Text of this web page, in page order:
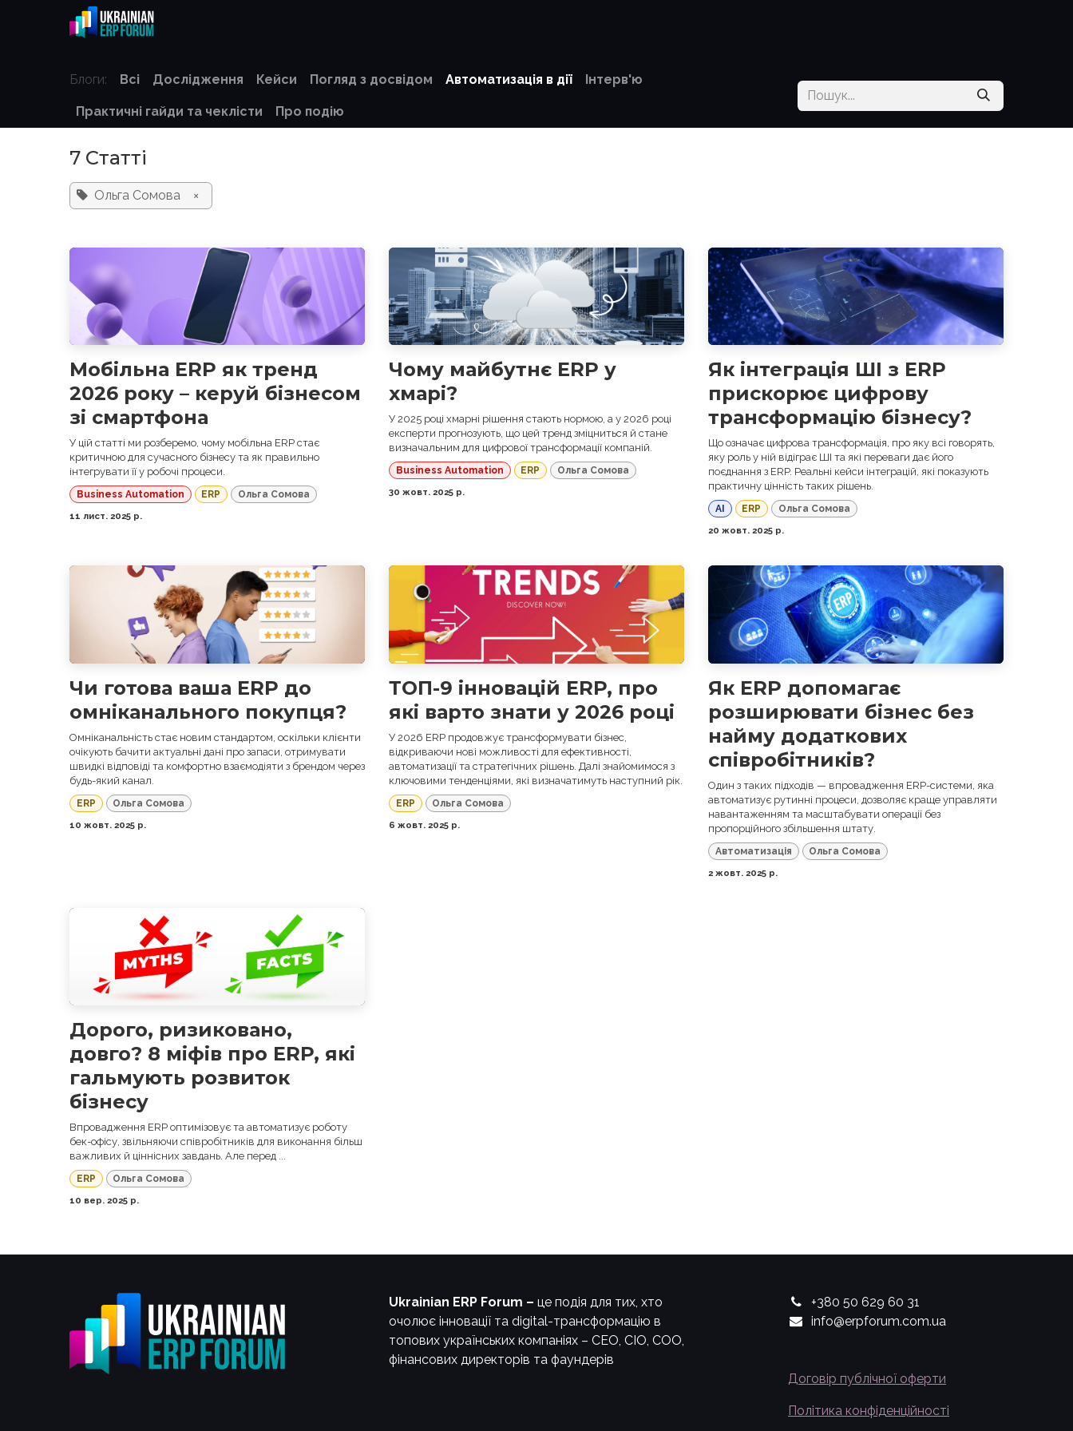
Skip to Content
Блоги: Всі Дослідження Кейси Погляд з досвідом Автоматизація в дії Інтерв'ю
Практичні гайди та чеклісти Про подію
7 Статті
Ольга Сомова ×
Мобільна ERP як тренд
2026 року – керуй бізнесом
зі смартфона
У цій статті ми розберемо, чому мобільна ERP стає
критичною для сучасного бізнесу та як правильно
інтегрувати її у робочі процеси.
Business Automation ERP
Ольга Сомова
11 лист. 2025 р.
Чому майбутнє ERP у
хмарі?
У 2025 році хмарні рішення стають нормою, а у 2026 році
експерти прогнозують, що цей тренд зміцниться й стане
визначальним для цифрової трансформації компаній.
Business Automation ERP
Ольга Сомова
30 жовт. 2025 р.
Як інтеграція ШІ з ERP
прискорює цифрову
трансформацію бізнесу?
Що означає цифрова трансформація, про яку всі говорять,
яку роль у ній відіграє ШІ та які переваги дає його
поєднання з ERP. Реальні кейси інтеграцій, які показують
практичну цінність таких рішень.
AI ERP
Ольга Сомова
20 жовт. 2025 р.
Чи готова ваша ERP до
омніканального покупця?
Омніканальність стає новим стандартом, оскільки клієнти
очікують бачити актуальні дані про запаси, отримувати
швидкі відповіді та комфортно взаємодіяти з брендом через
будь-який канал.
ERP
Ольга Сомова
10 жовт. 2025 р.
ТОП-9 інновацій ERP, про
які варто знати у 2026 році
У 2026 ERP продовжує трансформувати бізнес,
відкриваючи нові можливості для ефективності,
автоматизації та стратегічних рішень. Далі знайомимося з
ключовими тенденціями, які визначатимуть наступний рік.
ERP
Ольга Сомова
6 жовт. 2025 р.
Як ERP допомагає
розширювати бізнес без
найму додаткових
співробітників?
Один з таких підходів — впровадження ERP-системи, яка
автоматизує рутинні процеси, дозволяє краще управляти
навантаженням та масштабувати операції без
пропорційного збільшення штату.
Автоматизація
Ольга Сомова
2 жовт. 2025 р.
Дорого, ризиковано,
довго? 8 міфів про ERP, які
гальмують розвиток
бізнесу
Впровадження ERP оптимізовує та автоматизує роботу
бек-офісу, звільняючи співробітників для виконання більш
важливих й ціннісних завдань. Але перед ...
ERP
Ольга Сомова
10 вер. 2025 р.
Ukrainian ERP Forum – це подія для тих, хто
очолює інновації та digital-трансформацію в
топових українських компаніях – СЕО, CIO, COO,
фінансових директорів та фаундерів
+380 50 629 60 31
info@erpforum.com.ua
Договір публічної оферти
Політика конфіденційності